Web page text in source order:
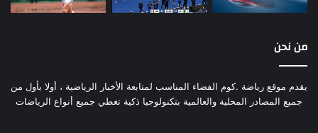
من نحن
يقدم موقع رياضة .كوم الفضاء المناسب لمتابعة الأخبار الرياضية ، أولا بأول من
جميع المصادر المحلية والعالمية بتكنولوجيا ذكية تغطي جميع أنواع الرياضات